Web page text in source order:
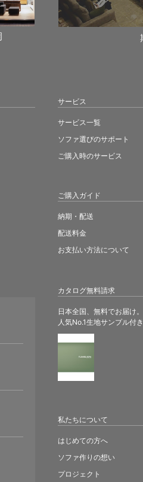
カタログ無料請求
日本全国、無料でお届け。
人気No.1生地サンプル付き
サービス
サービス一覧
ソファ選びのサポート
ご購入時のサービス
ご購入ガイド
納期・配送
配送料金
お支払い方法について
私たちについて
はじめての方へ
ソファ作りの想い
プロジェクト